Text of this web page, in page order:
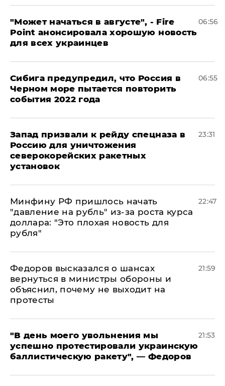
"Может начаться в августе", - Fire
Point анонсировала хорошую новость
для всех украинцев
06:56
Сибига предупредил, что Россия в
Черном море пытается повторить
события 2022 года
06:55
Запад призвали к рейду спецназа в
Россию для уничтожения
северокорейских ракетных
установок
23:31
Минфину РФ пришлось начать
"давление на рубль" из-за роста курса
доллара: "Это плохая новость для
рубля"
22:47
Федоров высказался о шансах
вернуться в министры обороны и
объяснил, почему не выходит на
протесты
21:59
​"В день моего увольнения мы
успешно протестировали украинскую
баллистическую ракету", — Федоров
21:53